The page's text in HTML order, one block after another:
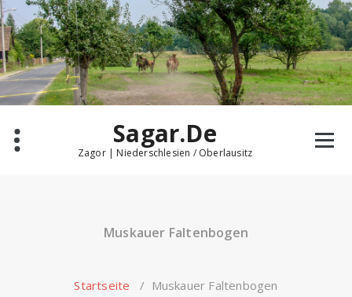
Zum
Inhalt
springen
Sagar.De
Zagor | Niederschlesien / Oberlausitz
Muskauer Faltenbogen
Startseite / Muskauer Faltenbogen